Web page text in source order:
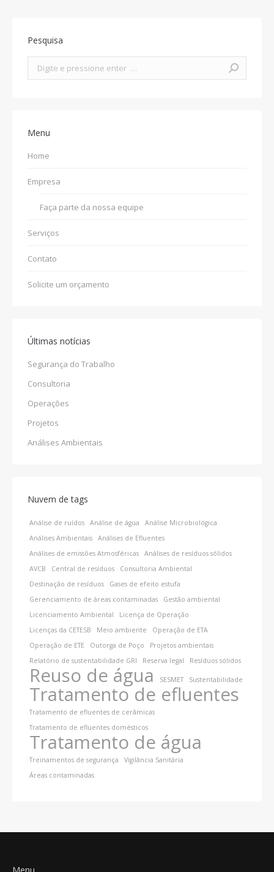
Pesquisa
Menu
Home
Empresa
Faça parte da nossa equipe
Serviços
Contato
Solicite um orçamento
Últimas notícias
Segurança do Trabalho
Consultoria
Operações
Projetos
Análises Ambientais
Nuvem de tags
Análise de ruídos Análise de água
Análise Microbiológica
Análises Ambientais
Análises de Efluentes
Análises de emissões Atmosféricas
Análises de resíduos sólidos
AVCB
Central de resíduos
Consultoria Ambiental
Destinação de resíduos
Gases de efeito estufa
Gerenciamento de áreas contaminadas
Gestão ambiental
Licenciamento Ambiental
Licença de Operação
Licenças da CETESB
Meio ambiente
Operação de ETA
Operação de ETE
Outorga de Poço
Projetos ambientais
Relatório de sustentabilidade GRI
Reserva legal Resíduos sólidos
Reuso de água SESMET Sustentabilidade
Tratamento de efluentes
Tratamento de efluentes de cerâmicas
Tratamento de efluentes domésticos
Tratamento de água
Treinamentos de segurança
Vigilância Sanitária
Áreas contaminadas